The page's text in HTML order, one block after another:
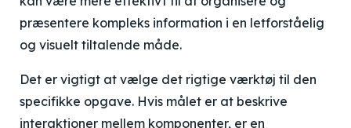
præsentere kompleks information i en letforståelig
og visuelt tiltalende måde.
Det er vigtigt at vælge det rigtige værktøj til den
specifikke opgave. Hvis målet er at beskrive
interaktioner mellem komponenter, er en